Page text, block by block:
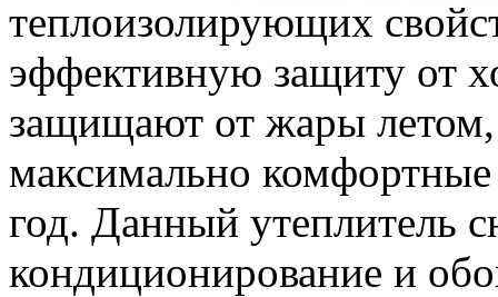
теплоизолирующих
эффективную защиту от
защищают от жары
максимально
год. Данный утеплитель
кондиционирование и